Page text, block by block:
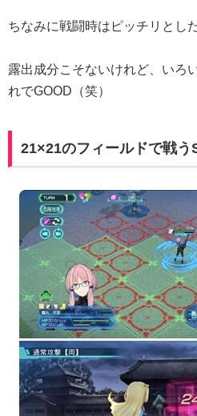
ちなみに戦闘時はピッチリとし
露出成分こそないけれど、いろ
れでGOOD（笑）
21×21のフィールドで戦う